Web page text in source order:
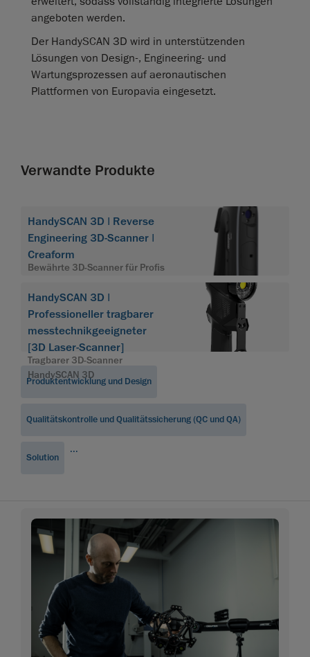
angeboten werden.
Der HandySCAN 3D wird in unterstützenden
Lösungen von Design‑, Engineering‑ und
Wartungsprozessen auf aeronautischen
Plattformen von Europavia eingesetzt.
Verwandte Produkte
HandySCAN 3D | Reverse
Engineering 3D-Scanner |
Creaform
Bewährte 3D-Scanner für Profis
HandySCAN 3D |
Professioneller tragbarer
messtechnikgeeigneter
[3D Laser-Scanner]
Tragbarer 3D-Scanner
HandySCAN 3D
Produktentwicklung und Design
Qualitätskontrolle und Qualitätssicherung (QC und QA)
Solution
...